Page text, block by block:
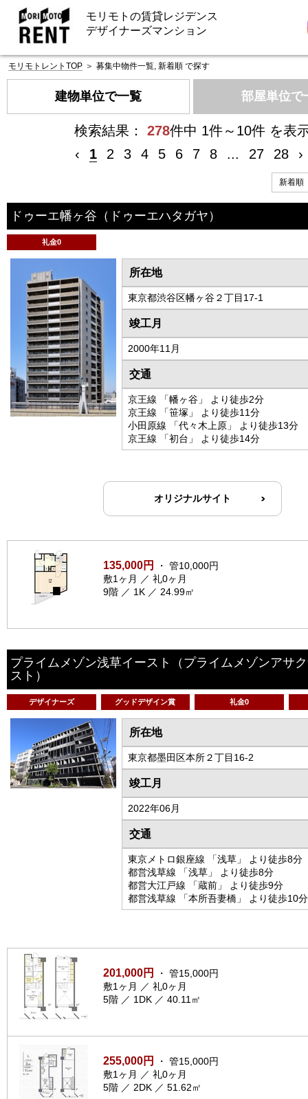
モリモトの賃貸レジデンス
デザイナーズマンション
モリモトレントTOP ＞ 募集中物件一覧, 新着順 で探す
建物単位で一覧 部屋単位で
検索結果： 278件中 1件～10件 を表
‹
1 2 3 4 5 6 7 8 ... 27 28 ›
ドゥーエ幡ヶ谷 （ドゥーエハタガヤ）
礼金0
所在地
東京都渋谷区幡ヶ谷２丁目17-1
竣工月
2000年11月
交通
京王線 「幡ヶ谷」 より徒歩2分
京王線 「笹塚」 より徒歩11分
小田原線 「代々木上原」 より徒歩13分
京王線 「初台」 より徒歩14分
オリジナルサイト
135,000円
・ 管10,000円
敷1ヶ月 ／ 礼0ヶ月
9階 ／ 1K ／ 24.99㎡
プライムメゾン浅草イースト
（プライムメゾンアサ
スト）
デザイナーズ グッドデザイン賞 礼金0
所在地
東京都墨田区本所２丁目16-2
竣工月
2022年06月
交通
東京メトロ銀座線 「浅草」 より徒歩8分
都営浅草線 「浅草」 より徒歩8分
都営大江戸線 「蔵前」 より徒歩9分
都営浅草線 「本所吾妻橋」 より徒歩10分
201,000円
・ 管15,000円
敷1ヶ月 ／ 礼0ヶ月
5階 ／ 1DK ／ 40.11㎡
255,000円
・ 管15,000円
敷1ヶ月 ／ 礼0ヶ月
5階 ／ 2DK ／ 51.62㎡